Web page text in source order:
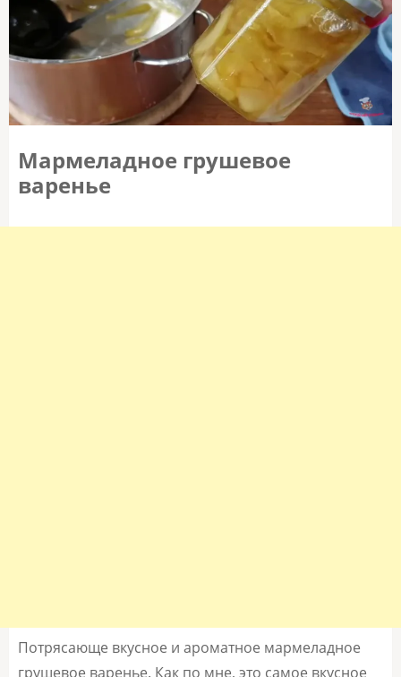
Мармеладное грушевое
варенье
Потрясающе вкусное и ароматное мармеладное
грушевое варенье. Как по мне, это самое вкусное